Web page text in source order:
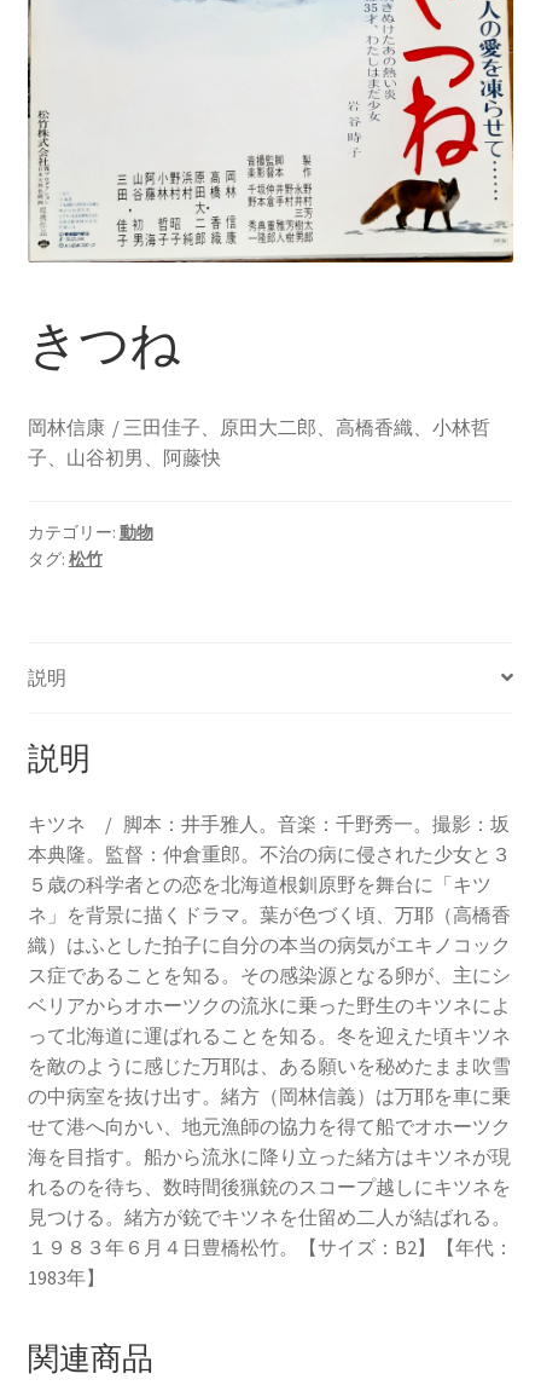
きつね
岡林信康 / 三田佳子、原田大二郎、高橋香織、小林哲
子、山谷初男、阿藤快
カテゴリー: 動物
タグ: 松竹
説明
説明
キツネ / 脚本：井手雅人。音楽：千野秀一。撮影：坂
本典隆。監督：仲倉重郎。不治の病に侵された少女と３
５歳の科学者との恋を北海道根釧原野を舞台に「キツ
ネ」を背景に描くドラマ。葉が色づく頃、万耶（高橋香
織）はふとした拍子に自分の本当の病気がエキノコック
ス症であることを知る。その感染源となる卵が、主にシ
ベリアからオホーツクの流氷に乗った野生のキツネによ
って北海道に運ばれることを知る。冬を迎えた頃キツネ
を敵のように感じた万耶は、ある願いを秘めたまま吹雪
の中病室を抜け出す。緒方（岡林信義）は万耶を車に乗
せて港へ向かい、地元漁師の協力を得て船でオホーツク
海を目指す。船から流氷に降り立った緒方はキツネが現
れるのを待ち、数時間後猟銃のスコープ越しにキツネを
見つける。緒方が銃でキツネを仕留め二人が結ばれる。
１９８３年６月４日豊橋松竹。【サイズ：B2】【年代：
1983年】
関連商品